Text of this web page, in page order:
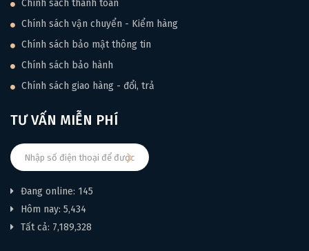
Chính sách thanh toán
Chính sách vận chuyển - Kiểm hàng
Chính sách bảo mật thông tin
Chính sách bảo hành
Chính sách giao hàng - đổi, trả
TƯ VẤN MIỄN PHÍ
Đang online: 145
Hôm nay: 5,434
Tất cả: 7,189,328